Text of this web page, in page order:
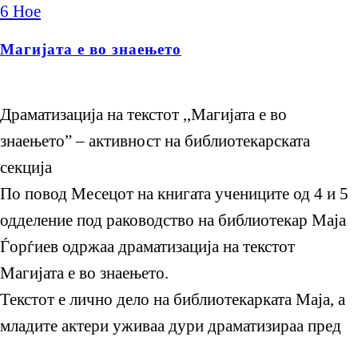
6 Ное
Магијата е во знаењето
Драматизација на текстот ,,Магијата е во
знаењето” – активност на библиотекарската
секција
По повод Месецот на книгата учениците од 4 и 5
одделение под раководство на библиотекар Маја
Ѓорѓиев одржаа драматизација на текстот
Магијата е во знаењето.
Текстот е лично дело на библиотекарката Маја, а
младите актери уживаа дури драматизираа пред